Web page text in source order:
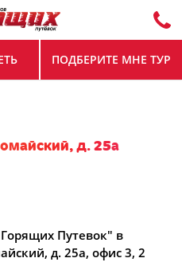
ПОДБЕРИТЕ МНЕ ТУР
д. 25а
Путевок" в
д. 25а, офис 3, 2